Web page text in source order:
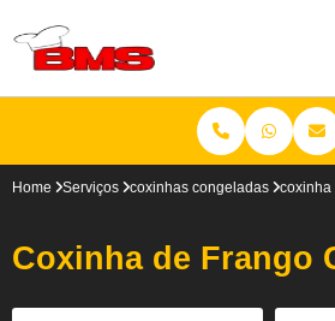
Home Serviços coxinhas congeladas coxinha
Coxinha de Frango